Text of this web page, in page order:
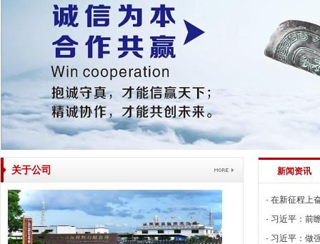
关于公司 新闻资讯
· 在新征程上
· 习近平：前
· 习近平：做